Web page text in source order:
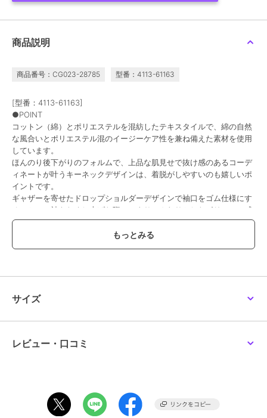
商品説明
商品番号：CG023-28785 型番：4113-61163
[型番：4113-61163]
●POINT
コットン（綿）とポリエステルを混紡したテキスタイルで、綿の自然
な風合いとポリエステル混のイージーケア性を兼ね備えた素材を使用
しています。
ほんのり後下がりのフォルムで、上品な肌見せで抜け感のあるコーデ
ィネートが叶うキーネックデザインは、着脱がしやすいのも嬉しいポ
イントです。
ギャザーを寄せたドロップショルダーデザインで袖口をゴム仕様にす
ることで、袖をたくし上げた際に、よりふんわりとしたボリューム感
の感じられる着こなしに。
同デザインで無地パターンのハイカウントタイプライターキーネック
ブラウス（4113-61152）がございます。
厚さ： 普通
伸縮性：なし
----------------------------------
家庭洗濯：液温は40℃を限度とし、洗濯機で弱い洗濯ができる。
サイズ
レビュー・口コミ